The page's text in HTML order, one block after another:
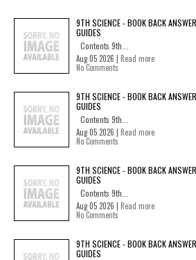
9TH SCIENCE - BOOK BACK
GUIDES
Contents 9th...
Aug 05 2026 | Read more
No Comments
9TH SCIENCE - BOOK BACK
GUIDES
Contents 9th...
Aug 05 2026 | Read more
No Comments
9TH SCIENCE - BOOK BACK
GUIDES
Contents 9th...
Aug 05 2026 | Read more
No Comments
9TH SCIENCE - BOOK BACK
GUIDES